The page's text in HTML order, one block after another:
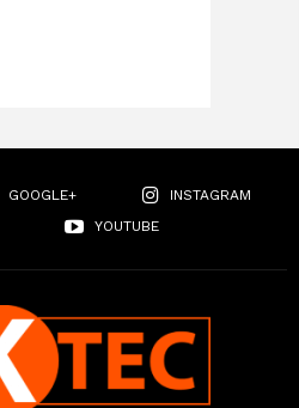
GOOGLE+
INSTAGRAM
YOUTUBE